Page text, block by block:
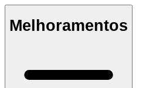
Melhoramentos